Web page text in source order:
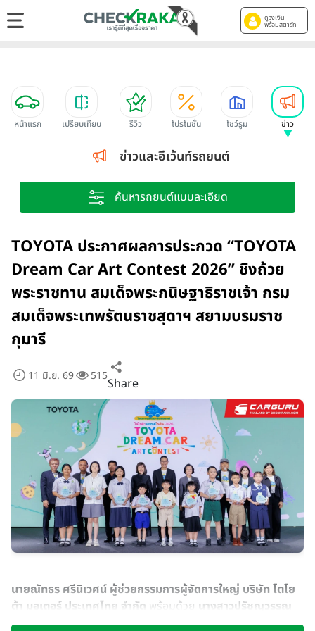
ดูวงเงิน
พร้อมสตาร์ท
หน้าแรก เปรียบเทียบ รีวิว โปรโมชั่น โชว์รูม ข่าว
ข่าวและอีเว้นท์รถยนต์
ค้นหารถยนต์แบบละเอียด
TOYOTA ประกาศผลการประกวด “TOYOTA
Dream Car Art Contest 2026” ชิงถ้วย
พระราชทาน สมเด็จพระกนิษฐาธิราชเจ้า กรม
สมเด็จพระเทพรัตนราชสุดาฯ สยามบรมราช
กุมารี
11 มิ.ย. 69 515Share
นายณัทธร ศรีนิเวศน์ ผู้ช่วยกรรมการผู้จัดการใหญ่ บริษัท โตโย
ต้า มอเตอร์ ประเทศไทย จำกัด พร้อมด้วย นางสาวปรัชญวรรณ
วนานันท์ ที่ปรึกษาด้านระบบบริหารจัดการศึกษา สำนักงานปลัด